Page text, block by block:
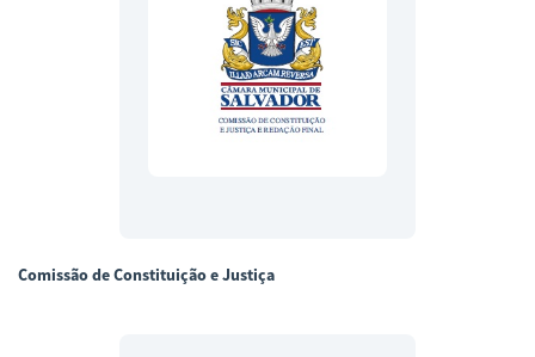
Comissão de Constituição e Justiça